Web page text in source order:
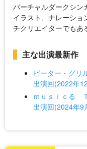
バーチャルダークシン
イラスト、ナレーシ
チクリエイターでもあ
主な出演最新作
ピーター・グ
出演回(2022年
ｍｕｓｉｃる
出演回(2024年9